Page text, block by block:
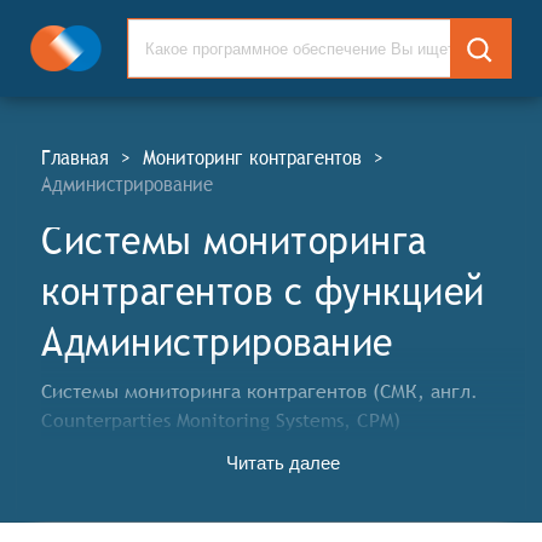
Главная > Мониторинг контрагентов >
Администрирование
Системы мониторинга
контрагентов c функцией
Администрирование
Системы мониторинга контрагентов (СМК, англ.
Counterparties Monitoring Systems, CPM)
мониторинга (проверки) данных об изменениях в
Читать далее